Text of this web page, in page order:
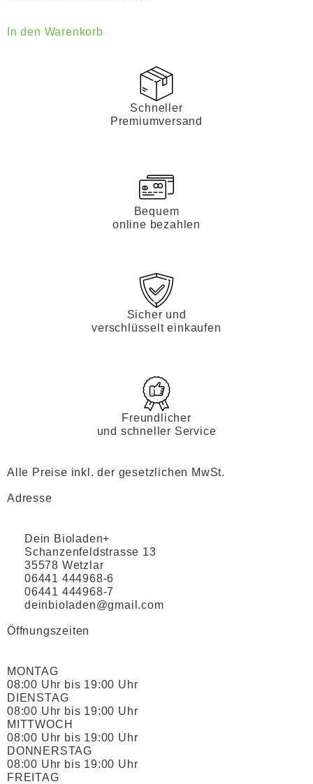
In den Warenkorb
Schneller
Premiumversand
Bequem
online bezahlen
Sicher und
verschlüsselt einkaufen
Freundlicher
und schneller Service
Alle Preise inkl. der gesetzlichen MwSt.
Adresse
Dein Bioladen+
Schanzenfeldstrasse 13
35578 Wetzlar
06441 444968-6
06441 444968-7
deinbioladen@gmail.com
Öffnungszeiten
MONTAG
08:00 Uhr bis 19:00 Uhr
DIENSTAG
08:00 Uhr bis 19:00 Uhr
MITTWOCH
08:00 Uhr bis 19:00 Uhr
DONNERSTAG
08:00 Uhr bis 19:00 Uhr
FREITAG